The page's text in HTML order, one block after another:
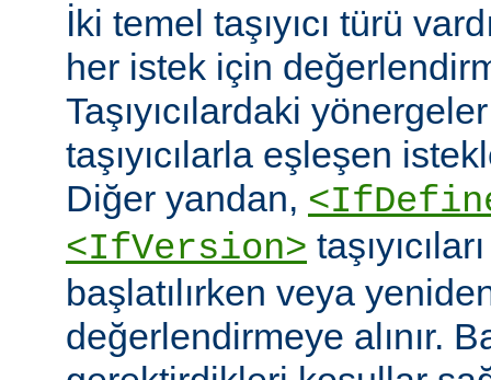
İki temel taşıyıcı türü
her istek için
Taşıyıcılardaki
taşıyıcılarla eşleşen
Diğer yandan,
<IfVersion>
başlatılırken veya
değerlendirmeye alınır.